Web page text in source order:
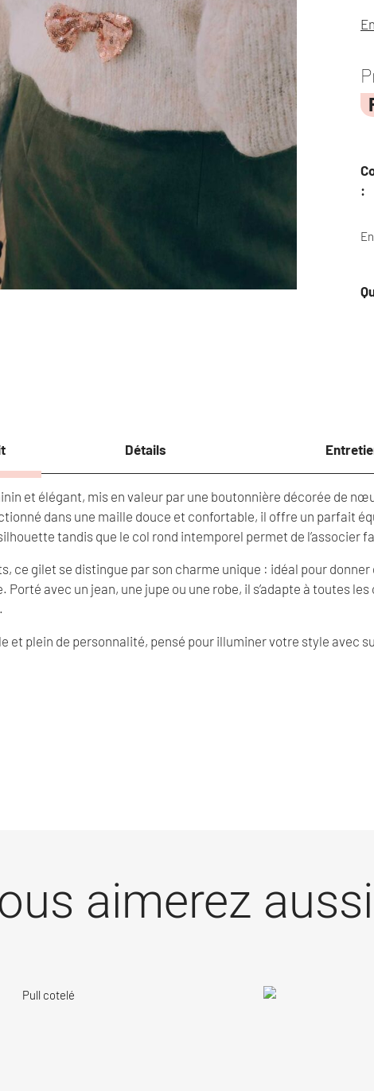
:
Détails
et élégant, mis en valeur par une boutonnière décorée de
dans une maille douce et confortable, il offre un parfait
tandis que le col rond intemporel permet de l’associer
ce gilet se distingue par son charme unique : idéal pour
Porté avec un jean, une jupe ou une robe, il s’adapte à toutes
et plein de personnalité, pensé pour illuminer votre style avec
aimerez aussi